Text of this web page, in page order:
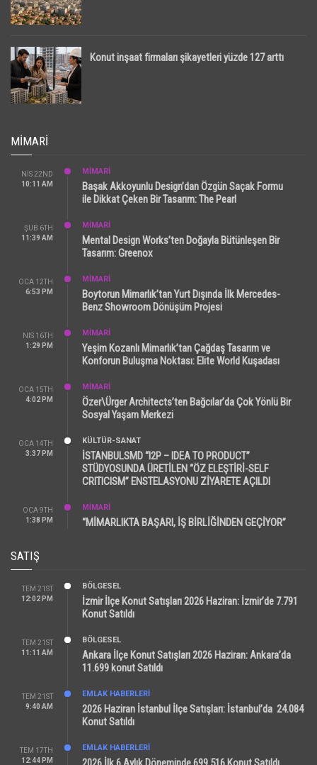
Konut inşaat firmaları şikayetleri yüzde 127 arttı
MIMARI
NIS 22ND
10:11 AM
MİMARİ
Başak Akkoyunlu Design’dan Özgün Saçak Formu
ile Dikkat Çeken Bir Tasarım: The Pearl
ŞUB 6TH
11:39 AM
MİMARİ
Mental Design Works’ten Doğayla Bütünleşen Bir
Tasarım: Greenox
OCA 12TH
6:53 PM
MİMARİ
Boytorun Mimarlık’tan Yurt Dışında İlk Mercedes-
Benz Showroom Dönüşüm Projesi
NIS 16TH
1:29 PM
MİMARİ
Yeşim Kozanlı Mimarlık’tan Çağdaş Tasarım ve
Konforun Buluşma Noktası: Elite World Kuşadası
OCA 15TH
4:02 PM
MİMARİ
Özer\Ürger Architects’ten Bağcılar’da Çok Yönlü Bir
Sosyal Yaşam Merkezi
OCA 14TH
3:37 PM
KÜLTÜR-SANAT
İSTANBULSMD “I2P – IDEA TO PRODUCT”
STÜDYOSUNDA ÜRETİLEN “ÖZ ELEŞTİRİ-SELF
CRITICISM” ENSTELASYONU ZİYARETE AÇILDI
OCA 9TH
1:38 PM
MİMARİ
“MİMARLIKTA BAŞARI, İŞ BİRLİĞİNDEN GEÇİYOR”
SATIŞ
TEM 21ST
12:02 PM
BÖLGESEL
İzmir İlçe Konut Satışları 2026 Haziran: İzmir’de 7.791
Konut Satıldı
TEM 21ST
11:11 AM
BÖLGESEL
Ankara İlçe Konut Satışları 2026 Haziran: Ankara’da
11.699 konut Satıldı
TEM 21ST
9:40 AM
EMLAK HABERLERI
2026 Haziran İstanbul İlçe Satışları: İstanbul’da 24.084
Konut Satıldı
TEM 17TH
12:44 PM
EMLAK HABERLERI